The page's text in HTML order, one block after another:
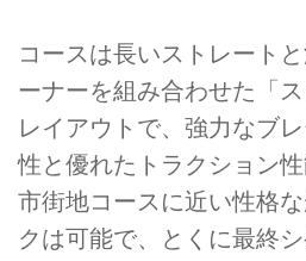
コースは長いストレート
ーナーを組み合わせた「
レイアウトで、強力なブ
性と優れたトラクション性
市街地コースに近い性格
クは可能で、とくに最終